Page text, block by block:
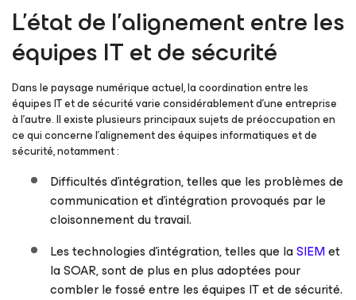
L’état de l’alignement entre les
équipes IT et de sécurité
Dans le paysage numérique actuel, la coordination entre les
équipes IT et de sécurité varie considérablement d’une entreprise
à l’autre. Il existe plusieurs principaux sujets de préoccupation en
ce qui concerne l’alignement des équipes informatiques et de
sécurité, notamment :
Difficultés d’intégration, telles que les problèmes de
communication et d’intégration provoqués par le
cloisonnement du travail.
Les technologies d’intégration, telles que laSIEMet
la SOAR, sont de plus en plus adoptées pour
combler le fossé entre les équipes IT et de sécurité.